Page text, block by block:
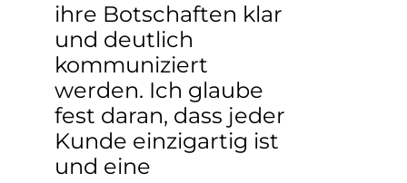
ihre Botschaften klar
und deutlich
kommuniziert
werden. Ich glaube
fest daran, dass jeder
Kunde einzigartig ist
und eine